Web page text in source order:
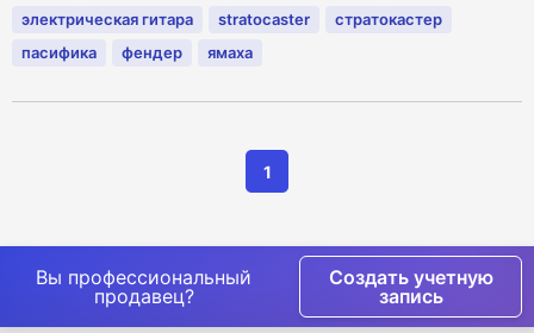
электрическая гитара
stratocaster
стратокастер
пасифика
фендер ямаха
1
Вы профессиональный
продавец?
Создать учетную
запись